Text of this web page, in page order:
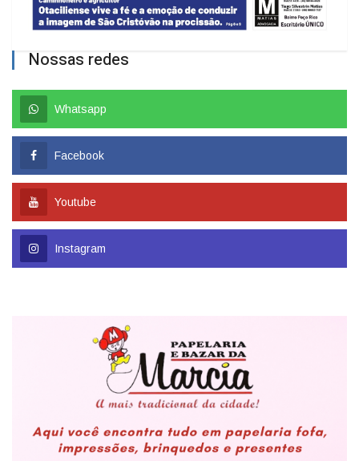
Nossas redes
Whatsapp
Facebook
Youtube
Instagram